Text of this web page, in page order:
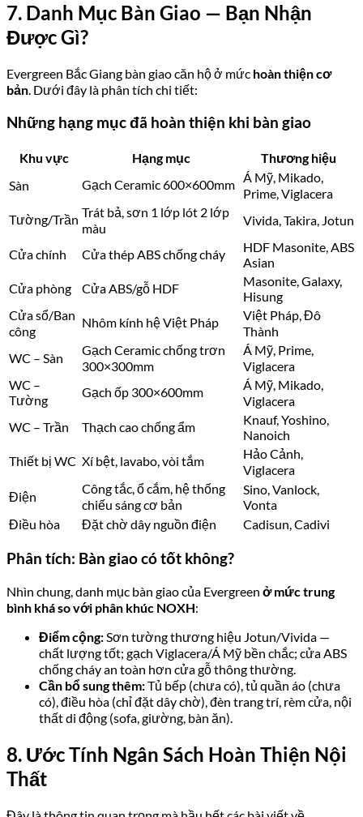
7. Danh Mục Bàn Giao — Bạn Nhận
Được Gì?
Evergreen Bắc Giang bàn giao căn hộ ở mức hoàn thiện cơ
bản. Dưới đây là phân tích chi tiết:
Những hạng mục đã hoàn thiện khi bàn giao
Khu vực Hạng mục
Thương hiệu
Sàn
Gạch Ceramic 600×600mm Á Mỹ, Mikado,
Prime, Viglacera
Tường/Trần Trát bả, sơn 1 lớp lót 2 lớp
màu
Vivida, Takira, Jotun
Cửa chính Cửa thép ABS chống cháy
HDF Masonite, ABS
Asian
Cửa phòng
Cửa ABS/gỗ HDF
Masonite, Galaxy,
Hisung
Cửa sổ/Ban
công
Nhôm kính hệ Việt Pháp
Việt Pháp, Đô
Thành
WC – Sàn
Gạch Ceramic chống trơn
300×300mm
Á Mỹ, Prime,
Viglacera
WC –
Tường
Gạch ốp 300×600mm
Á Mỹ, Mikado,
Viglacera
WC – Trần
Thạch cao chống ẩm
Knauf, Yoshino,
Nanoich
Thiết bị WC Xí bệt, lavabo, vòi tắm
Hảo Cảnh,
Viglacera
Điện
Công tắc, ổ cắm, hệ thống
chiếu sáng cơ bản
Sino, Vanlock,
Vonta
Điều hòa
Đặt chờ dây nguồn điện Cadisun, Cadivi
Phân tích: Bàn giao có tốt không?
Nhìn chung, danh mục bàn giao của Evergreen ở mức trung
bình khá so với phân khúc NOXH:
Điểm cộng:Sơn tường thương hiệu Jotun/Vivida —
chất lượng tốt; gạch Viglacera/Á Mỹ bền chắc; cửa ABS
chống cháy an toàn hơn cửa gỗ thông thường.
Cần bổ sung thêm:Tủ bếp (chưa có), tủ quần áo (chưa
có), điều hòa (chỉ đặt dây chờ), đèn trang trí, rèm cửa, nội
thất di động (sofa, giường, bàn ăn).
8. Ước Tính Ngân Sách Hoàn Thiện Nội
Thất